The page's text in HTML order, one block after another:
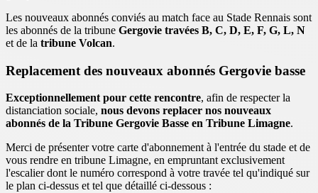
Les nouveaux abonnés conviés au match face au Stade Rennais sont
les abonnés de la tribune Gergovie travées B, C, D, E, F, G, L, N
et de la tribune Volcan.
Replacement des nouveaux abonnés Gergovie basse
Exceptionnellement pour cette rencontre, afin de respecter la
distanciation sociale, nous devons replacer nos nouveaux
abonnés de la Tribune Gergovie Basse en Tribune Limagne.
Merci de présenter votre carte d'abonnement à l'entrée du stade et de
vous rendre en tribune Limagne, en empruntant exclusivement
l'escalier dont le numéro correspond à votre travée tel qu'indiqué sur
le plan ci-dessus et tel que détaillé ci-dessous :